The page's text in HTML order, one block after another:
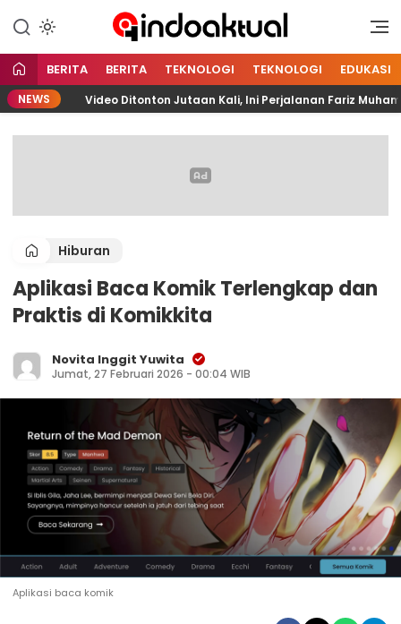
Indoaktual
Indonesia Aktual
BERITA BERITA TEKNOLOGI TEKNOLOGI EDUKASI
NEWSVideo Ditonton Jutaan Kali, Ini Perjalanan Fariz Muhammad
Hiburan
Aplikasi Baca Komik Terlengkap dan
Praktis di Komikkita
Novita Inggit Yuwita
Jumat, 27 Februari 2026 - 00:04 WIB
Aplikasi baca komik